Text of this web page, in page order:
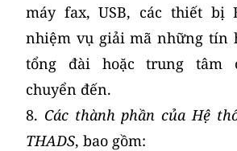
máy fax, USB, các thiết bị
nhiệm vụ giải mã những tín
tổng đài hoặc trung tâm
chuyển đến.
8. Các thành phần của Hệ
THADS, bao gồm: